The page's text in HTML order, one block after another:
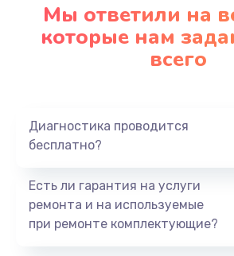
Мы ответили на
которые нам
всего
Диагностика проводится
бесплатно?
Есть ли гарантия на услуги
ремонта и на используемые
при ремонте комплектующие?